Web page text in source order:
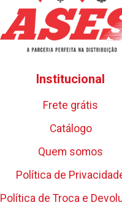
Institucional
Frete grátis
Catálogo
Quem somos
Política de
Política de Troca e